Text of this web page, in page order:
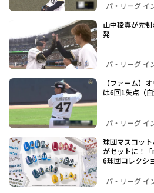
パ・リーグ イ
山中稜真が先
発
パ・リーグ イ
【ファーム】
は6回1失点（自
パ・リーグ イ
球団マスコッ
がセットに！
6球団コレクシ
パ・リーグ イ